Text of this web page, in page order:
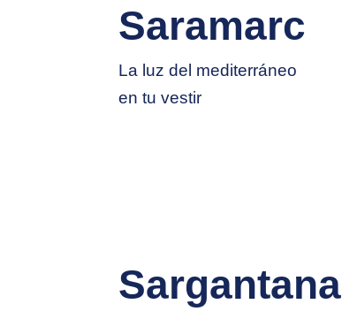
Saramarc
La luz del mediterráneo
en tu vestir
Sargantana